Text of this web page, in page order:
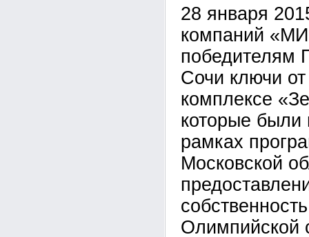
28 января
компаний
победителям
Сочи ключи
комплексе
которые
рамках
Московской
Олимпийской